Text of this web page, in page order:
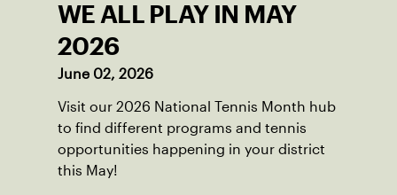
WE ALL PLAY IN MAY
2026
June 02, 2026
Visit our 2026 National Tennis Month hub
to find different programs and tennis
opportunities happening in your district
this May!